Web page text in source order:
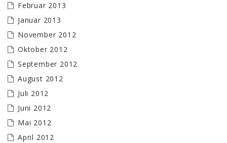
Februar 2013
Januar 2013
November 2012
Oktober 2012
September 2012
August 2012
Juli 2012
Juni 2012
Mai 2012
April 2012